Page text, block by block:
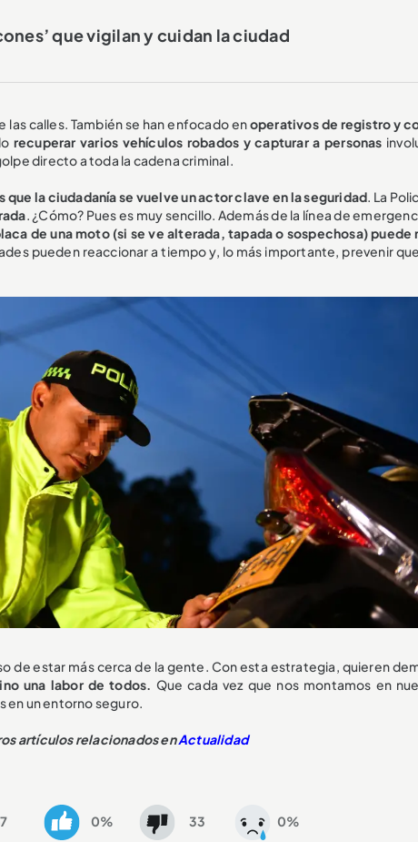
que vigilan y cuidan la ciudad
calles. También se han enfocado enoperativos de registro y
recuperar varios vehículos robados y capturar a personas
directo a toda la cadena criminal.
que la ciudadanía se vuelve un actor clave en la seguridad. La
. ¿Cómo? Pues es muy sencillo. Además de la línea de
de una moto (si se ve alterada, tapada o sospechosa)
pueden reaccionar a tiempo y, lo más importante, prevenir
de estar más cerca de la gente. Con esta estrategia, quieren
una labor de todos. Que cada vez que nos montamos en
en un entorno seguro.
artículos relacionados enActualidad
0% 33 0%